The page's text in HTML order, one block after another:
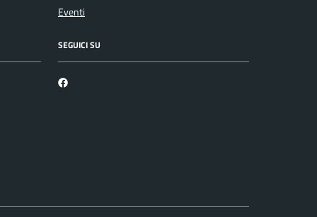
Eventi
SEGUICI SU
Facebook